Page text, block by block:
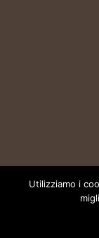
Utilizziamo i